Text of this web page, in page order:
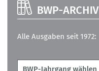
BWP-ARCHIV
Alle Ausgaben seit 1972: